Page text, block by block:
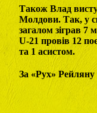
Також Влад
Молдови. Так, у
загалом зіграв 7
U-21 провів 12
та 1 асистом.
За «Рух»